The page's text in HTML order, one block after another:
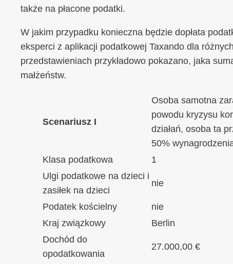
także na płacone podatki.
W jakim przypadku konieczna będzie dopłata
eksperci z aplikacji podatkowej Taxando dla
przedstawieniach przykładowo pokazano, jaka
małżeństw.
Scenariusz I
Osoba samotna
powodu kryzysu
działań, osoba ta
50%
Klasa podatkowa
1
Ulgi podatkowe na dzieci i
zasiłek na dzieci
nie
Podatek kościelny
nie
Kraj związkowy
Berlin
Dochód do
opodatkowania
27.000,00 €